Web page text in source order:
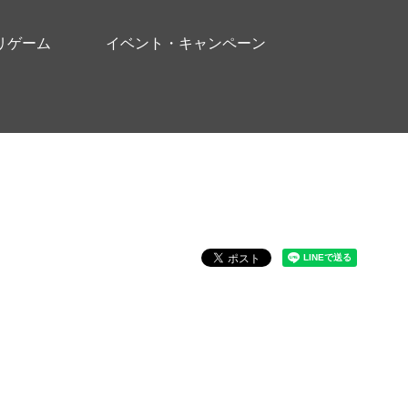
ゲーム イベント・キャンペーン